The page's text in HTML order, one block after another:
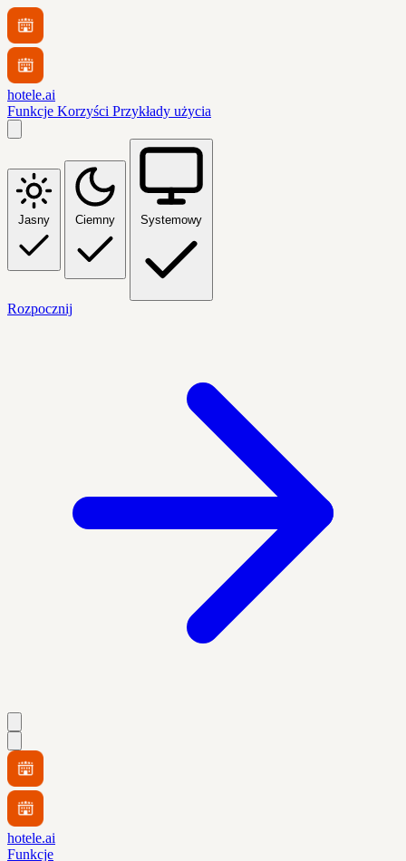
hotele.ai
Funkcje Korzyści Przykłady użycia
Jasny Ciemny Systemowy
Rozpocznij
hotele.ai
Funkcje